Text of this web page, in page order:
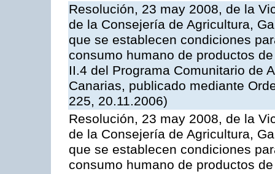
Resolución, 23 may 2008, de la
de la Consejería de Agricultura,
que se establecen condiciones
consumo humano de productos
II.4 del Programa Comunitario de
Canarias, publicado mediante
225, 20.11.2006)
Resolución, 23 may 2008, de la
de la Consejería de Agricultura,
que se establecen condiciones
consumo humano de productos